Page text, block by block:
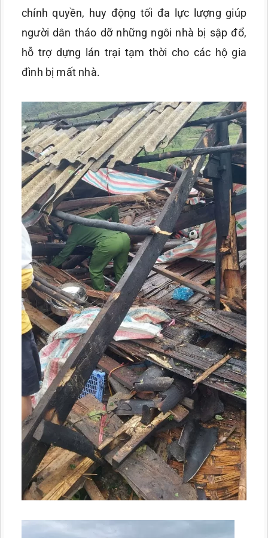
chính quyền, huy động tối đa lực lượng giúp
người dân tháo dỡ những ngôi nhà bị sập đổ,
hỗ trợ dựng lán trại tạm thời cho các hộ gia
đình bị mất nhà.